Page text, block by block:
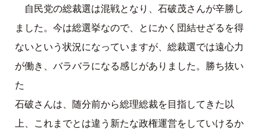
自民党の総裁選は混戦となり、石破茂さんが辛勝し
ました。今は総選挙なので、とにかく団結せざるを得
ないという状況になっていますが、総裁選では遠心力
が働き、バラバラになる感じがありました。勝ち抜い
た
石破さんは、随分前から総理総裁を目指してきた以
上、これまでとは違う新たな政権運営をしていけるか